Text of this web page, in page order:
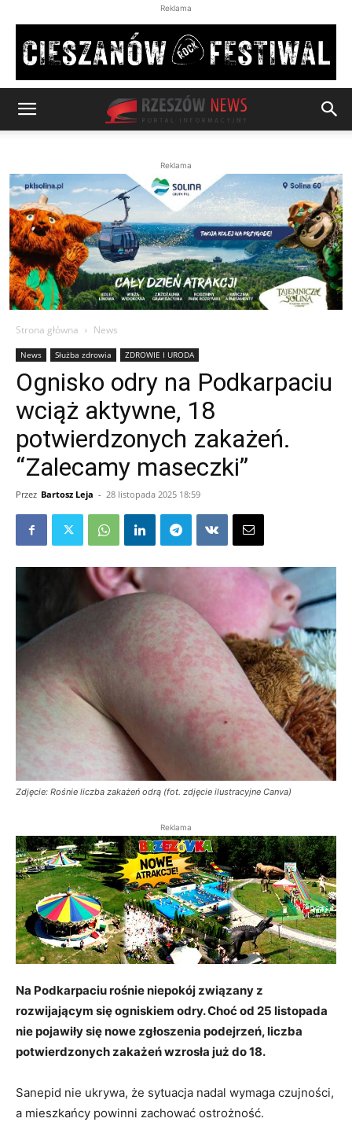
Reklama
Reklama
Strona główna News
News Służba zdrowia ZDROWIE I URODA
Ognisko odry na Podkarpaciu
wciąż aktywne, 18
potwierdzonych zakażeń.
“Zalecamy maseczki”
Przez Bartosz Leja - 28 listopada 2025 18:59
Zdjęcie: Rośnie liczba zakażeń odrą (fot. zdjęcie ilustracyjne Canva)
Reklama
Na Podkarpaciu rośnie niepokój związany z
rozwijającym się ogniskiem odry. Choć od 25 listopada
nie pojawiły się nowe zgłoszenia podejrzeń, liczba
potwierdzonych zakażeń wzrosła już do 18.
Sanepid nie ukrywa, że sytuacja nadal wymaga czujności,
a mieszkańcy powinni zachować ostrożność.